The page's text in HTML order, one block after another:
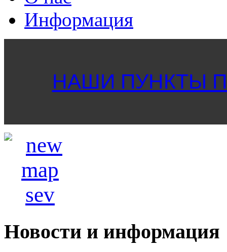
Информация
НАШИ ПУНКТЫ
Новости и информация